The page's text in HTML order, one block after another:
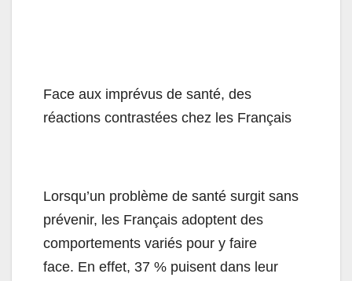
Face aux imprévus de santé, des
réactions contrastées chez les Français
Lorsqu’un problème de santé surgit sans
prévenir, les Français adoptent des
comportements variés pour y faire
face. En effet, 37 % puisent dans leur